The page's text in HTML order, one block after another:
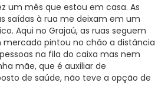
um mês que estou em casa. As
saídas à rua me deixam em um
Aqui no Grajaú, as ruas seguem
mercado pintou no chão a distância
na fila do caixa mas nem
mãe, que é auxiliar de
de saúde, não teve a opção de